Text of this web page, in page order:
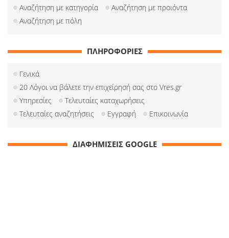
Αναζήτηση με κατηγορία
Αναζήτηση με προιόντα
Αναζήτηση με πόλη
ΠΛΗΡΟΦΟΡΙΕΣ
Γενικά
20 Λόγοι να βάλετε την επιχείρησή σας στο Vres.gr
Υπηρεσίες
Τελευταίες καταχωρήσεις
Τελευταίες αναζητήσεις
Εγγραφή Επικοινωνία
ΔΙΑΦΗΜΙΣΕΙΣ GOOGLE